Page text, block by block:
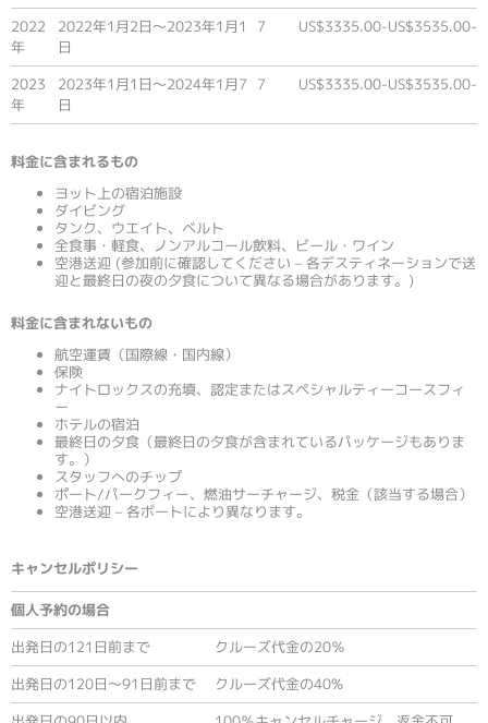
2022
年
2022年1月2日〜2023年1月1
日
7 US$3335.00-US$3535.00-
2023
年
2023年1月1日〜2024年1月7
日
7 US$3335.00-US$3535.00-
料金に含まれるもの
ヨット上の宿泊施設
ダイビング
タンク、ウエイト、ベルト
全食事・軽食、ノンアルコール飲料、ビール・ワイン
空港送迎 (参加前に確認してください – 各デスティネーションで送
迎と最終日の夜の夕食について異なる場合があります。)
料金に含まれないもの
航空運賃（国際線・国内線）
保険
ナイトロックスの充填、認定またはスペシャルティーコースフィ
ー
ホテルの宿泊
最終日の夕食（最終日の夕食が含まれているパッケージもありま
す。）
スタッフへのチップ
ポート/パークフィー、燃油サーチャージ、税金（該当する場合）
空港送迎 – 各ボートにより異なります。
キャンセルポリシー
個人予約の場合
出発日の121日前まで
クルーズ代金の20％
出発日の120日～91日前まで
クルーズ代金の40%